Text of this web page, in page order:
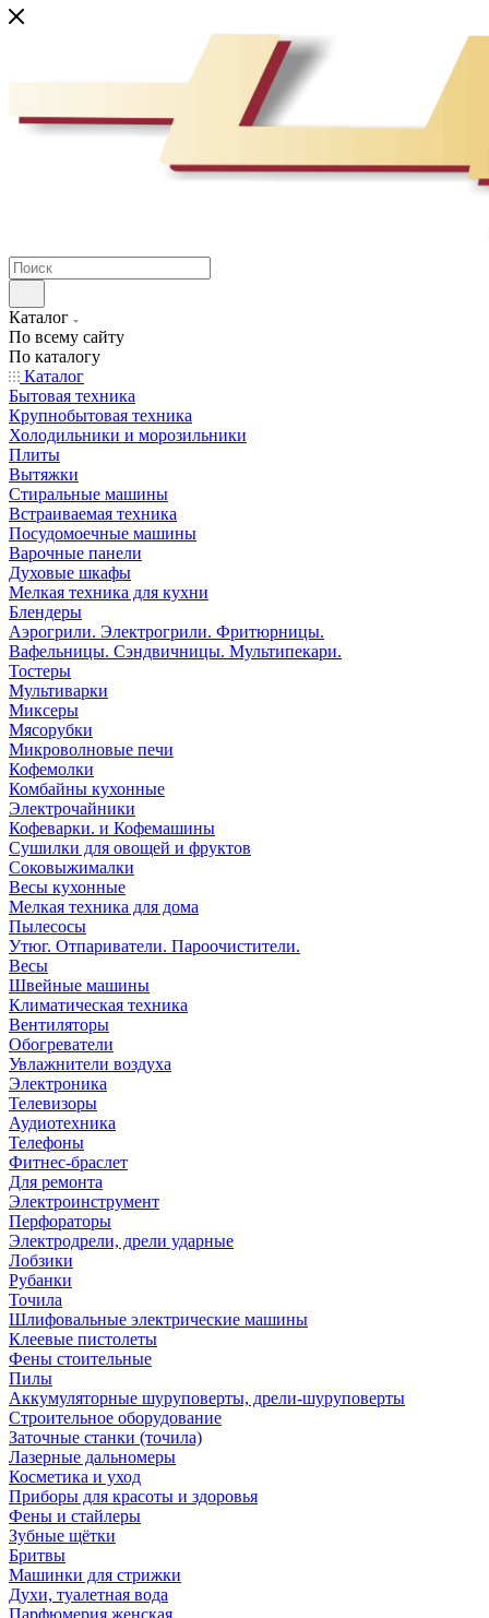
Каталог
По всему сайту
По каталогу
Каталог
Бытовая техника
Крупнобытовая техника
Холодильники и морозильники
Плиты
Вытяжки
Стиральные машины
Встраиваемая техника
Посудомоечные машины
Варочные панели
Духовые шкафы
Мелкая техника для кухни
Блендеры
Аэрогрили. Электрогрили. Фритюрницы.
Вафельницы. Сэндвичницы. Мультипекари.
Тостеры
Мультиварки
Миксеры
Мясорубки
Микроволновые печи
Кофемолки
Комбайны кухонные
Электрочайники
Кофеварки. и Кофемашины
Сушилки для овощей и фруктов
Соковыжималки
Весы кухонные
Мелкая техника для дома
Пылесосы
Утюг. Отпариватели. Пароочистители.
Весы
Швейные машины
Климатическая техника
Вентиляторы
Обогреватели
Увлажнители воздуха
Электроника
Телевизоры
Аудиотехника
Телефоны
Фитнес-браслет
Для ремонта
Электроинструмент
Перфораторы
Электродрели, дрели ударные
Лобзики
Рубанки
Точила
Шлифовальные электрические машины
Клеевые пистолеты
Фены стоительные
Пилы
Аккумуляторные шуруповерты, дрели-шуруповерты
Строительное оборудование
Заточные станки (точила)
Лазерные дальномеры
Косметика и уход
Приборы для красоты и здоровья
Фены и стайлеры
Зубные щётки
Бритвы
Машинки для стрижки
Духи, туалетная вода
Парфюмерия женская